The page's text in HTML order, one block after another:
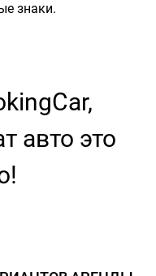
знаки.
авто это